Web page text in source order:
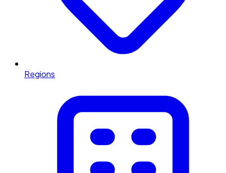
Regions